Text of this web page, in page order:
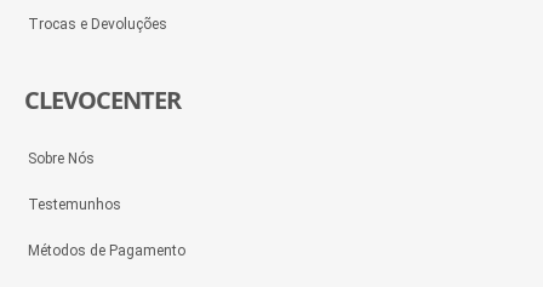
Trocas e Devoluções
CLEVOCENTER
Sobre Nós
Testemunhos
Métodos de Pagamento